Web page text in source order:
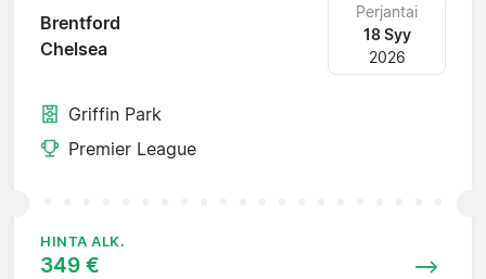
Brentford
Chelsea
Perjantai
18 Syy
2026
Griffin Park
Premier League
HINTA ALK.
349 €